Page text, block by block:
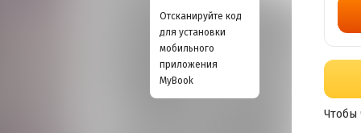
Отсканируйте код
для установки
мобильного
приложения
MyBook
Чтобы